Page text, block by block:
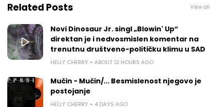
Related Posts View all
Novi Dinosaur Jr. singl „Blowin' Up“
direktan je i nedvosmislen komentar na
trenutnu društveno-političku klimu u SAD
HELLY CHERRY ABOUT 12 HOURS AGO
Mučin - Mučin/... Besmislenost njegovo je
postojanje
HELLY CHERRY 4 DAYS AGO